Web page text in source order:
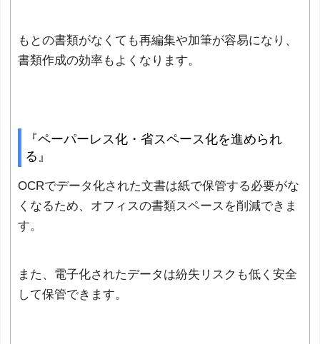
もとの書類がなくても再編集や加筆が容易になり、
書類作成の効率もよくなります。
『ペーパーレス化・省スペース化を進められ
る』
OCRでデータ化された文書は紙で保管する必要がな
くなるため、オフィスの書類スペースを削減できま
す。
また、電子化されたデータは紛失リスクも低く安全
して保管できます。